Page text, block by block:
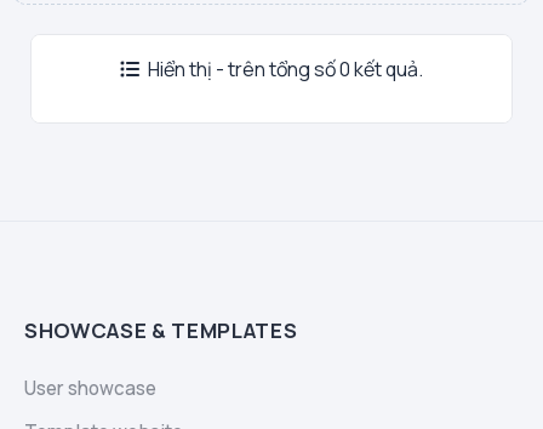
Hiển thị - trên tổng số 0 kết quả.
SHOWCASE & TEMPLATES
User showcase